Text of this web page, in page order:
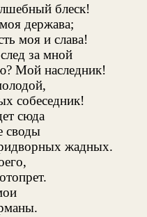
блеск!
держава;
моя и слава!
за мной
Мой наследник!
собеседник!
сюда
своды
жадных.